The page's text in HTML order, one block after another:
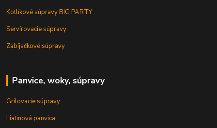
Kotlíkové súpravy BIG PARTY
Servírovacie súpravy
Zabíjačkové súpravy
Panvice, woky, súpravy
Grilovacie súpravy
Liatinová panvica